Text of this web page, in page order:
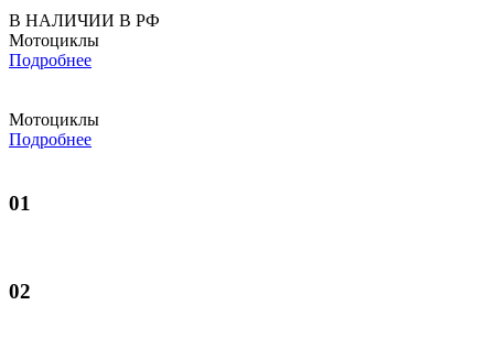
В НАЛИЧИИ В РФ
Мотоциклы
Подробнее
Мотоциклы
Подробнее
01
02